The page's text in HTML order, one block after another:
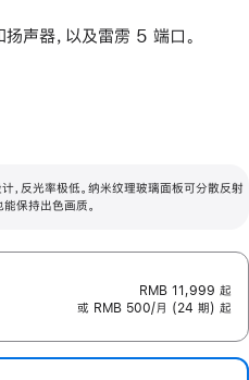
声器，以及雷雳 5 端口。
，反光率极低。纳米纹理玻璃面板可分散反射
保持出色画质。
RMB 11,999 起
或 RMB 500/月 (24 期) 起